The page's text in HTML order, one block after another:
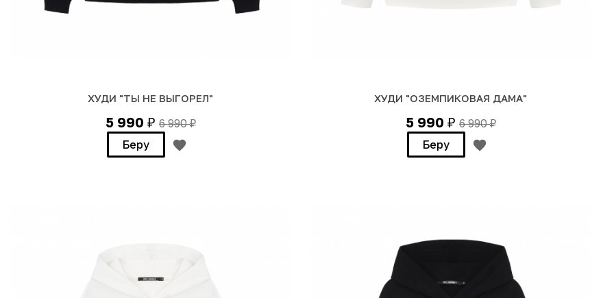
ХУДИ "ТЫ НЕ ВЫГОРЕЛ"
5 990 ₽ 6 990₽
Беру
ХУДИ "ОЗЕМПИКОВАЯ ДАМА"
5 990 ₽ 6 990₽
Беру